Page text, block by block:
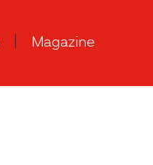
Magazine